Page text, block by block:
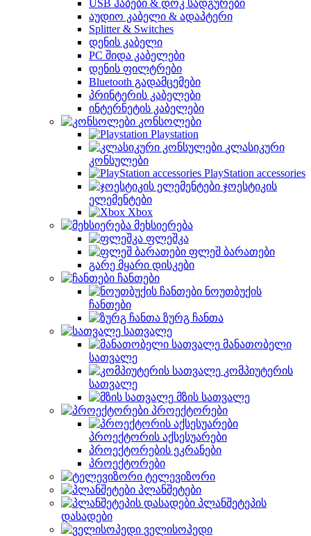
USB ჰაბები & დოკ სადგურები
აუდიო კაბელი & ადაპტერი
Splitter & Switches
დენის კაბელი
PC შიდა კაბელები
დენის ფილტრები
Bluetooth გადამცემები
პრინტერის კაბელები
ინტერნეტის კაბელები
კონსოლები
Playstation
კლასიკური
კონსულები
PlayStation accessories
ჯოესტიკის
ელემენტები
Xbox
მეხსიერება
ფლეშკა
ფლეშ ბარათები
გარე მყარი დისკები
ჩანთები
ნოუთბუქის
ჩანთები
ზურგ ჩანთა
სათვალე
მანათობელი
სათვალე
კომპიუტერის
სათვალე
მზის სათვალე
პროექტორები
პროექტორის აქსესუარები
პროექტორების ეკრანები
პროექტორები
ტელევიზორი
პლანშეტები
პლანშეტეპის
დასადები
ველისოპედი